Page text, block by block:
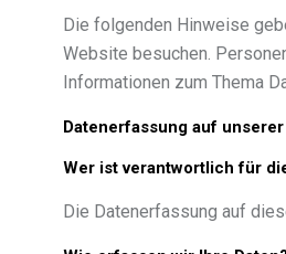
Die folgenden Hinweise
Website besuchen.
Informationen zum Thema
Datenerfassung auf
Wer ist verantwortlich für
Die Datenerfassung auf